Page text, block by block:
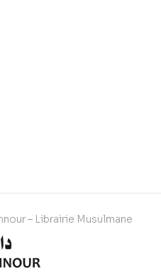
– Librairie Musulmane